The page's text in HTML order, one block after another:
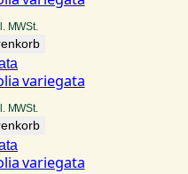
MWSt.
variegata
MWSt.
variegata